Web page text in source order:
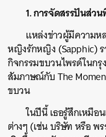
1. การจัดสรรปันส่ว
แหล่งข่าวผู้มีความ
หญิงรักหญิง (Sapphic) ร
กิจกรรมขบวนไพรด์ในก
สัมภาษณ์กับ The
ขบวน
ในปีนี้ เธอรู้สึกเหมื
ต่างๆ (เช่น บริษัท หรือ พ